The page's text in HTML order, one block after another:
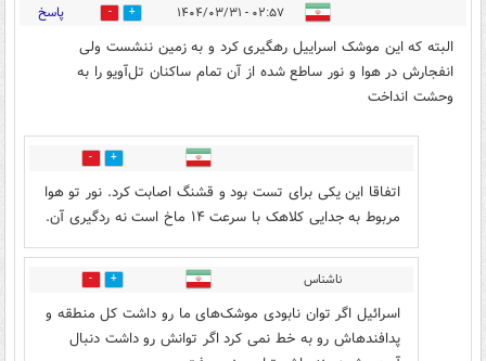
۰۲:۵۷ - ۱۴۰۴/۰۳/۳۱ 10 پاسخ
البته که این موشک اسراییل رهگیری کرد و به زمین ننشست ولی
انفجارش در هوا و نور ساطع شده از آن تمام ساکنان تل‌آویو را به
وحشت انداخت
29
اتفاقا این یکی برای تست بود و قشنگ اصابت کرد. نور تو هوا
مربوط به جدایی کلاهک با سرعت ۱۴ ماخ است نه ردگیری آن.
ناشناس 9
اسرائیل اگر توان نابودی موشک‌های ما رو داشت کل منطقه و
پدافندهاش رو به خط نمی کرد اگر توانش رو داشت دنبال